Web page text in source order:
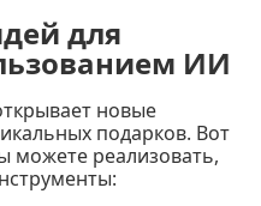
для
ИИ
новые
подарков. Вот
можете реализовать,